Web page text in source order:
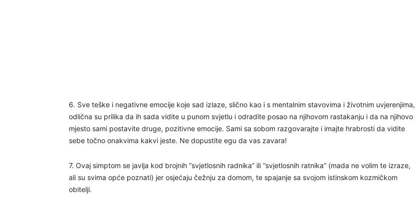
6. Sve teške i negativne emocije koje sad izlaze, slično kao i s mentalnim stavovima i životnim uvjerenjima,
odlična su prilika da ih sada vidite u punom svjetlu i odradite posao na njihovom rastakanju i da na njihovo
mjesto sami postavite druge, pozitivne emocije. Sami sa sobom razgovarajte i imajte hrabrosti da vidite
sebe točno onakvima kakvi jeste. Ne dopustite egu da vas zavara!
7. Ovaj simptom se javlja kod brojnih “svjetlosnih radnika” ili “svjetlosnih ratnika” (mada ne volim te izraze,
ali su svima opće poznati) jer osjećaju čežnju za domom, te spajanje sa svojom istinskom kozmičkom
obitelji.